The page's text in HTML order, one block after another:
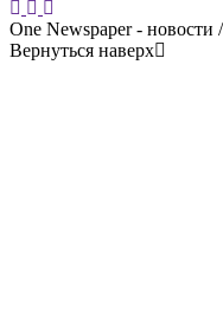
One Newspaper - новости
Вернуться наверх